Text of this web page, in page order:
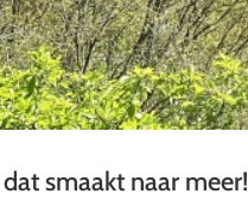
smaakt naar meer!